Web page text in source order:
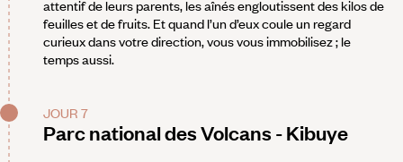
attentif de leurs parents, les aînés engloutissent des kilos de
feuilles et de fruits. Et quand l’un d’eux coule un regard
curieux dans votre direction, vous vous immobilisez ; le
temps aussi.
JOUR 7
Parc national des Volcans - Kibuye